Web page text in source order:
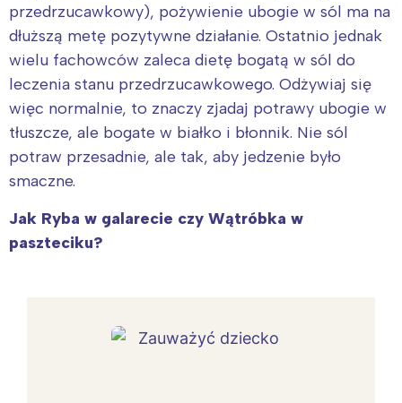
przedrzucawkowy), pożywienie ubogie w sól ma na
dłuższą metę pozytywne działanie. Ostatnio jednak
wielu fachowców zaleca dietę bogatą w sól do
leczenia stanu przedrzucawkowego. Odżywiaj się
więc normalnie, to znaczy zjadaj potrawy ubogie w
tłuszcze, ale bogate w białko i błonnik. Nie sól
potraw przesadnie, ale tak, aby jedzenie było
smaczne.
Jak Ryba w galarecie czy Wątróbka w
paszteciku?